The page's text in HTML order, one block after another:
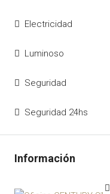
Electricidad
Luminoso
Seguridad
Seguridad 24hs